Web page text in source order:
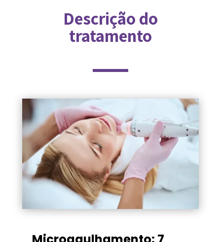
Descrição do
tratamento